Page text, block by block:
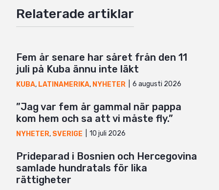
Mail
Relaterade artiklar
Fem år senare har såret från den 11
juli på Kuba ännu inte läkt
KUBA, LATINAMERIKA, NYHETER 6 augusti 2026
”Jag var fem år gammal när pappa
kom hem och sa att vi måste fly.”
NYHETER, SVERIGE 10 juli 2026
Prideparad i Bosnien och Hercegovina
samlade hundratals för lika
rättigheter